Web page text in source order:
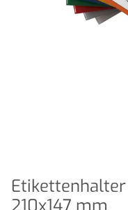
Etikettenhalter